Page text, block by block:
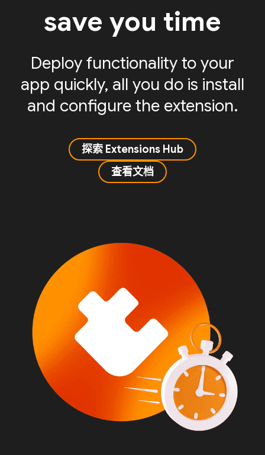
save you time
Deploy functionality to your
app quickly, all you do is install
and configure the extension.
探索 Extensions Hub
查看文档